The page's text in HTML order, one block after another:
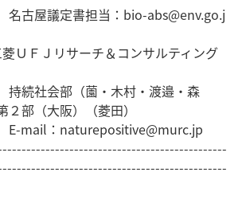
書担当：bio-abs@env.go.j
ＵＦＪリサーチ＆コンサルティング
（薗・木村・渡邉・森
２部（大阪）（菱田）